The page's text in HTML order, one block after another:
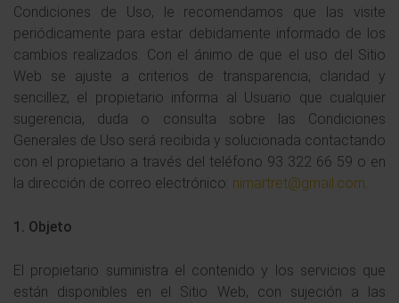
Condiciones de Uso, le recomendamos que las visite
periódicamente para estar debidamente informado de los
cambios realizados. Con el ánimo de que el uso del Sitio
Web se ajuste a criterios de transparencia, claridad y
sencillez, el propietario informa al Usuario que cualquier
sugerencia, duda o consulta sobre las Condiciones
Generales de Uso será recibida y solucionada contactando
con el propietario a través del teléfono 93 322 66 59 o en
la dirección de correo electrónico: nimartret@gmail.com
1. Objeto
El propietario suministra el contenido y los servicios que
están disponibles en el Sitio Web, con sujeción a las